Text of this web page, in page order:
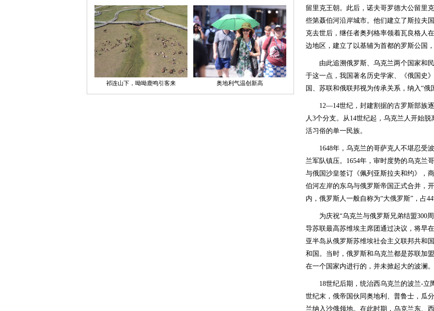
留里克王朝。此后，诺夫哥罗德大公留里
些第聂伯河沿岸城市。他们建立了斯拉夫
克去世后，继任者奥列格率领着瓦良格人
边地区，建立了以基辅为首都的罗斯公国
由此追溯俄罗斯、乌克兰两个国家和民
于这一点，我国著名历史学家、《俄国史
国、苏联和俄联邦视为传承关系，纳入“俄
12—14世纪，封建割据的古罗斯部族逐
人3个分支。从14世纪起，乌克兰人开始
活习俗的单一民族。
1648年，乌克兰的哥萨克人不堪忍受
兰军队镇压。1654年，审时度势的乌克兰
与俄国沙皇签订《佩列亚斯拉夫和约》，
伯河左岸的东乌与俄罗斯帝国正式合并，
内，俄罗斯人一般自称为“大俄罗斯”，占
为庆祝“乌克兰与俄罗斯兄弟结盟300周
导苏联最高苏维埃主席团通过决议，将早
亚半岛从俄罗斯苏维埃社会主义联邦共和
和国。当时，俄罗斯和乌克兰都是苏联加
在一个国家内进行的，并未掀起大的波澜。
18世纪后期，统治西乌克兰的波兰-立
世纪末，俄帝国伙同奥地利、普鲁士，瓜
兰纳入沙俄领地。在此时期，乌克兰东、